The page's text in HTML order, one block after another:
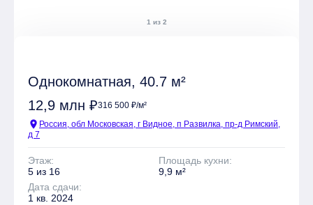
1 из 2
Однокомнатная, 40.7 м²
12,9 млн ₽316 500 ₽/м²
location_on Россия, обл Московская, г Видное, п Развилка, пр-д Римский,
д 7
Этаж:
5 из 16
Площадь кухни:
9,9 м²
Дата сдачи:
1 кв. 2024